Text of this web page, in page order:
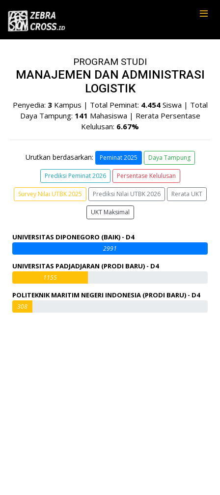
PROGRAM STUDI
MANAJEMEN DAN ADMINISTRASI
LOGISTIK
Penyedia: 3Kampus | Total Peminat: 4.454Siswa | Total
Daya Tampung: 141 Mahasiswa | Rerata Persentase
Kelulusan: 6.67%
Urutkan berdasarkan: Peminat 2025 Daya Tampung
Prediksi Peminat 2026 Persentase Kelulusan
Survey Nilai UTBK 2025 Prediksi Nilai UTBK 2026 Rerata UKT
UKT Maksimal
UNIVERSITAS DIPONEGORO (BAIK) - D4
2991
UNIVERSITAS PADJADJARAN (PRODI BARU) - D4
1155
POLITEKNIK MARITIM NEGERI INDONESIA (PRODI BARU) - D4
308